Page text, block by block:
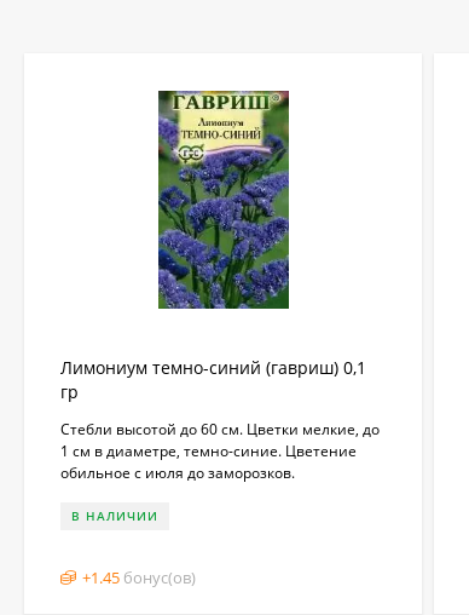
Лимониум темно-синий (гавриш) 0,1
гр
Стебли высотой до 60 см. Цветки мелкие, до
1 см в диаметре, темно-синие. Цветение
обильное с июля до заморозков.
В НАЛИЧИИ
+1.45 бонус(ов)